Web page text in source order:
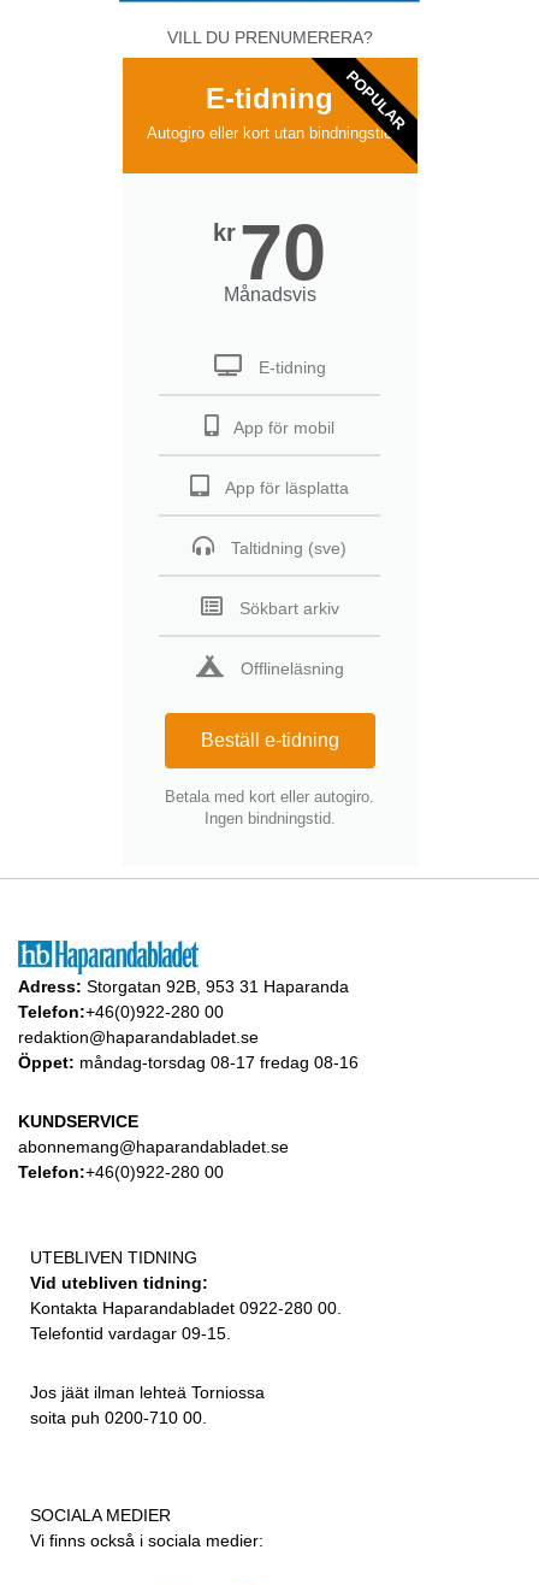
VILL DU PRENUMERERA?
E-tidning
Autogiro eller kort utan bindningstid
kr 70
Månadsvis
E-tidning
App för mobil
App för läsplatta
Taltidning (sve)
Sökbart arkiv
Offlineläsning
Beställ e-tidning
Betala med kort eller autogiro.
Ingen bindningstid.
POPULAR
Adress: Storgatan 92B, 953 31 Haparanda
Telefon:+46(0)922-280 00
redaktion@haparandabladet.se
Öppet: måndag-torsdag 08-17 fredag 08-16
KUNDSERVICE
abonnemang@haparandabladet.se
Telefon:+46(0)922-280 00
UTEBLIVEN TIDNING
Vid utebliven tidning:
Kontakta Haparandabladet 0922-280 00.
Telefontid vardagar 09-15.
Jos jäät ilman lehteä Torniossa
soita puh 0200-710 00.
SOCIALA MEDIER
Vi finns också i sociala medier: